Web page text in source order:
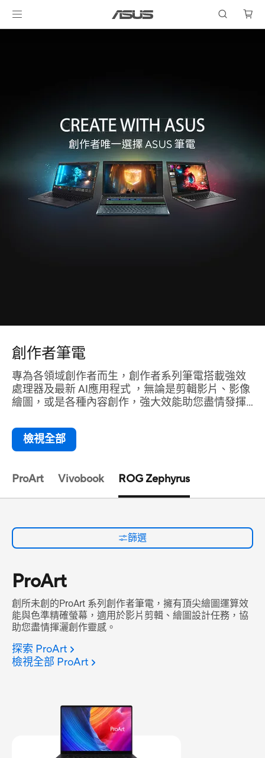
創作者筆電
專為各領域創作者而生，創作者系列筆電搭載強效
處理器及最新 AI應用程式 ，無論是剪輯影片、影像
繪圖，或是各種內容創作，強大效能助您盡情發揮
始。
檢視全部
ProArt Vivobook ROG Zephyrus
篩選
ProArt
創所未創的ProArt 系列創作者筆電，擁有頂尖繪圖運算效
能與色準精確螢幕，適用於影片剪輯、繪圖設計任務，協
助您盡情揮灑創作靈感。
探索 ProArt
檢視全部 ProArt